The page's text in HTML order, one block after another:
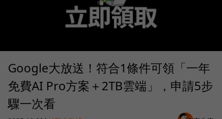
Google大放送！符合1條件可領「一年
免費AI Pro方案＋2TB雲端」，申請5步
驟一次看